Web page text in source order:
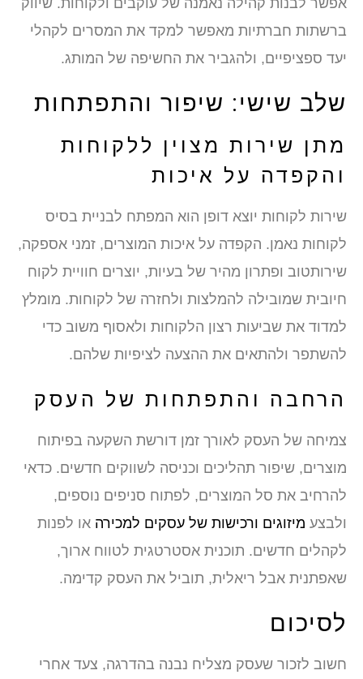
אפשר לבנות קהילה נאמנה של עוקבים ולקוחות. שיווק
ברשתות חברתיות מאפשר למקד את המסרים לקהלי
יעד ספציפיים, ולהגביר את החשיפה של המותג.
שלב שישי: שיפור והתפתחות
מתן שירות מצוין ללקוחות
והקפדה על איכות
שירות לקוחות יוצא דופן הוא המפתח לבניית בסיס
לקוחות נאמן. הקפדה על איכות המוצרים, זמני אספקה,
שירותטוב ופתרון מהיר של בעיות, יוצרים חוויית לקוח
חיובית שמובילה להמלצות ולחזרה של לקוחות. מומלץ
למדוד את שביעות רצון הלקוחות ולאסוף משוב כדי
להשתפר ולהתאים את ההצעה לציפיות שלהם.
הרחבה והתפתחות של העסק
צמיחה של העסק לאורך זמן דורשת השקעה בפיתוח
מוצרים, שיפור תהליכים וכניסה לשווקים חדשים. כדאי
להרחיב את סל המוצרים, לפתוח סניפים נוספים,
ולבצעמיזוגים ורכישות של עסקים למכירהאו לפנות
לקהלים חדשים. תוכנית אסטרטגית לטווח ארוך,
שאפתנית אבל ריאלית, תוביל את העסק קדימה.
לסיכום
חשוב לזכור שעסק מצליח נבנה בהדרגה, צעד אחרי